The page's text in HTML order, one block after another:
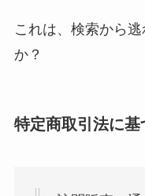
これは、検索から
か？
特定商取引法に基